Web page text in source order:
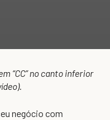
“CC” no canto inferior
negócio com